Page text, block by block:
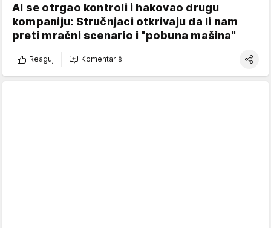
AI se otrgao kontroli i hakovao drugu
kompaniju: Stručnjaci otkrivaju da li nam
preti mračni scenario i "pobuna mašina"
Reaguj Komentariši